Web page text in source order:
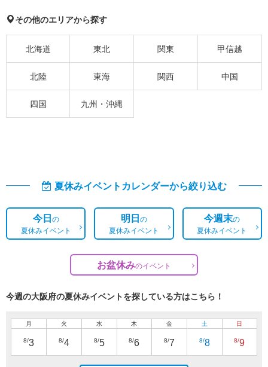
その他のエリアから探す
北海道 東北 関東 甲信越
北陸 東海 関西 中国
四国 九州・沖縄
夏休みイベントカレンダーから絞り込む
今日の
夏休みイベント
明日の
夏休みイベント
今週末の
夏休みイベント
お盆休みのイベント
今週の大阪府の夏休みイベントを探している方はこちら！
月
8/3
火
8/4
水
8/5
木
8/6
金
8/7
土
8/8
日
8/9